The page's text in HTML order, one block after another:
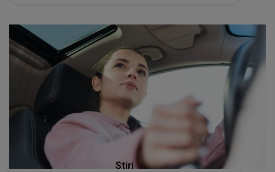
Stiri